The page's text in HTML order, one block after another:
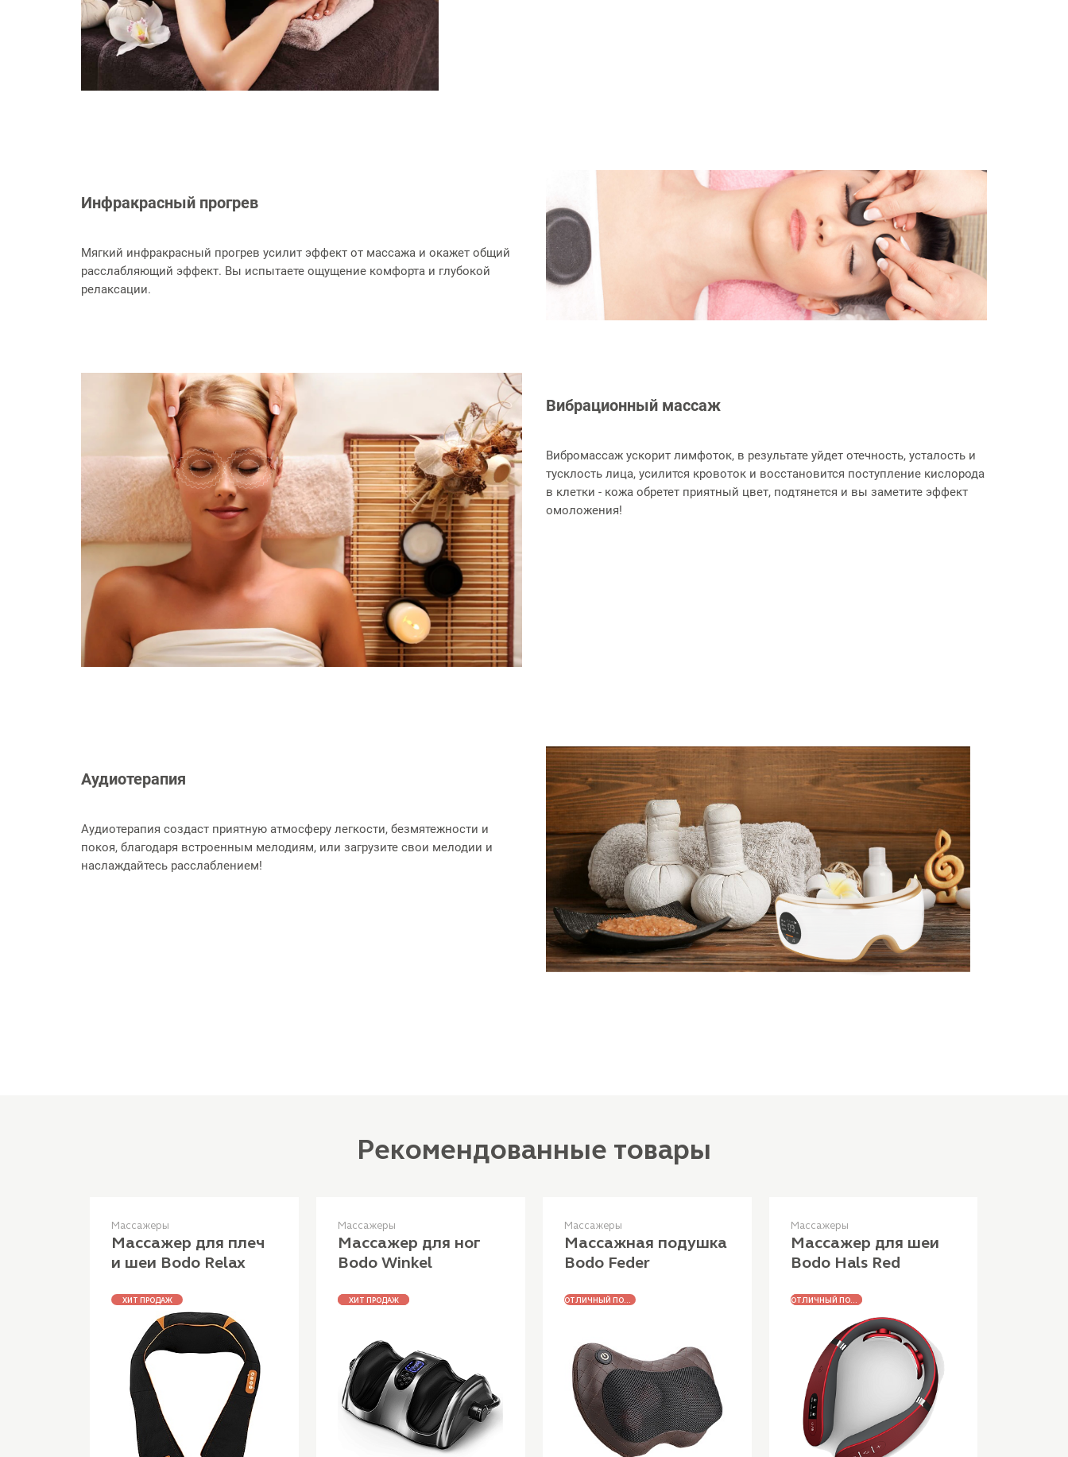
Инфракрасный прогрев
Мягкий инфракрасный прогрев усилит эффект от массажа и окажет общий
расслабляющий эффект. Вы испытаете ощущение комфорта и глубокой
релаксации.
Вибрационный массаж
Вибромассаж ускорит лимфоток, в результате уйдет отечность, усталость и
тусклость лица, усилится кровоток и восстановится поступление кислорода
в клетки - кожа обретет приятный цвет, подтянется и вы заметите эффект
омоложения!
Аудиотерапия
Аудиотерапия создаст приятную атмосферу легкости, безмятежности и
покоя, благодаря встроенным мелодиям, или загрузите свои мелодии и
наслаждайтесь расслаблением!
Рекомендованные товары
Массажеры
Массажер для плеч
и шеи Bodo Relax
ХИТ ПРОДАЖ
Массажеры
Массажер для ног
Bodo Winkel
ЛУЧШАЯ ЦЕНА
ХИТ ПРОДАЖ
Массажеры
Массажная подушка
Bodo Feder
ОТЛИЧНЫЙ ПОДАРОК
Массажеры
Массажер для шеи
Bodo Hals Red
ЛУЧШАЯ ЦЕНАОТЛИЧНЫЙ ПОДАРОК